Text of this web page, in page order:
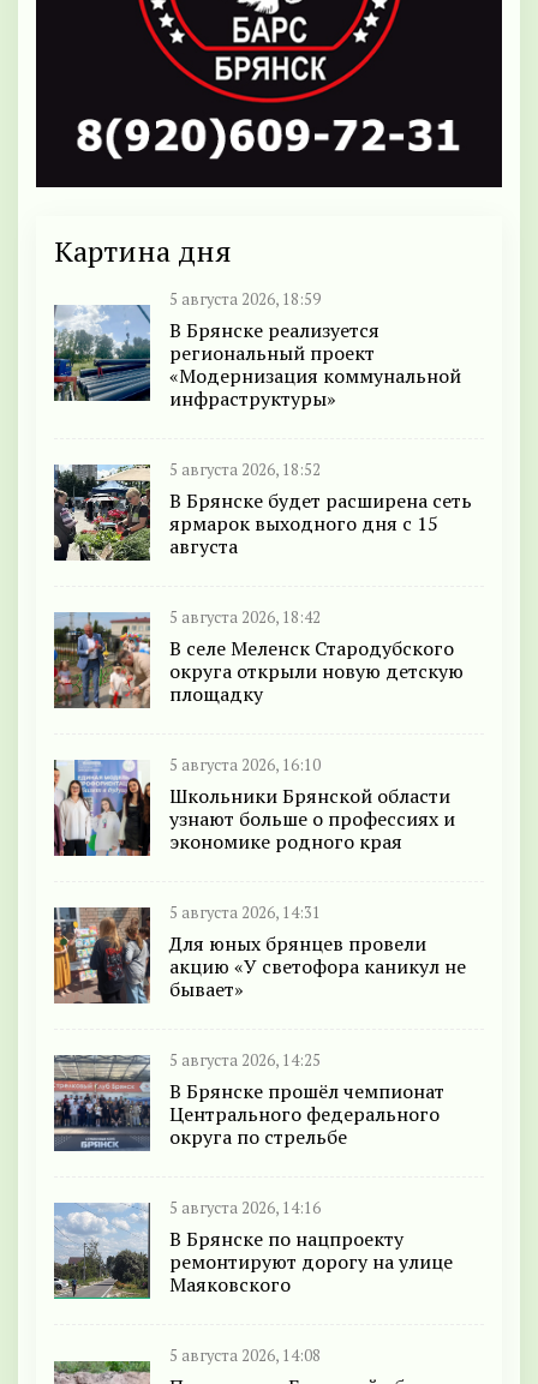
Картина дня
5 августа 2026, 18:59
В Брянске реализуется
региональный проект
«Модернизация коммунальной
инфраструктуры»
5 августа 2026, 18:52
В Брянске будет расширена сеть
ярмарок выходного дня с 15
августа
5 августа 2026, 18:42
В селе Меленск Стародубского
округа открыли новую детскую
площадку
5 августа 2026, 16:10
Школьники Брянской области
узнают больше о профессиях и
экономике родного края
5 августа 2026, 14:31
Для юных брянцев провели
акцию «У светофора каникул не
бывает»
5 августа 2026, 14:25
В Брянске прошёл чемпионат
Центрального федерального
округа по стрельбе
5 августа 2026, 14:16
В Брянске по нацпроекту
ремонтируют дорогу на улице
Маяковского
5 августа 2026, 14:08